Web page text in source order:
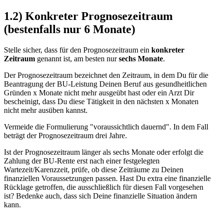
1.2) Konkreter Prognosezeitraum
(bestenfalls nur 6 Monate)
Stelle sicher, dass für den Prognosezeitraum ein konkreter
Zeitraum genannt ist, am besten nursechs Monate.
Der Prognosezeitraum bezeichnet den Zeitraum, in dem Du für die
Beantragung der BU-Leistung Deinen Beruf aus gesundheitlichen
Gründen x Monate nicht mehr ausgeübt hast oder ein Arzt Dir
bescheinigt, dass Du diese Tätigkeit in den nächsten x Monaten
nicht mehr ausüben kannst.
Vermeide die Formulierung "voraussichtlich dauernd". In dem Fall
beträgt der Prognosezeitraum drei Jahre.
Ist der Prognosezeitraum länger als sechs Monate oder erfolgt die
Zahlung der BU-Rente erst nach einer festgelegten
Wartezeit/Karenzzeit, prüfe, ob diese Zeiträume zu Deinen
finanziellen Voraussetzungen passen. Hast Du extra eine finanzielle
Rücklage getroffen, die ausschließlich für diesen Fall vorgesehen
ist? Bedenke auch, dass sich Deine finanzielle Situation ändern
kann.